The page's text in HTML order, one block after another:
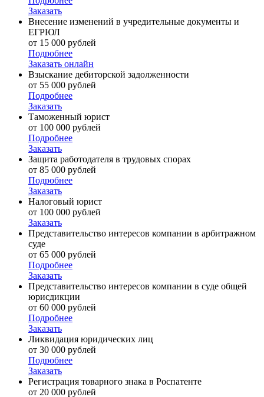
Заказать
Внесение изменений в учредительные документы и
ЕГРЮЛ
от 15 000 рублей
Подробнее
Заказать онлайн
Взыскание дебиторской задолженности
от 55 000 рублей
Подробнее
Заказать
Таможенный юрист
от 100 000 рублей
Подробнее
Заказать
Защита работодателя в трудовых спорах
от 85 000 рублей
Подробнее
Заказать
Налоговый юрист
от 100 000 рублей
Заказать
Представительство интересов компании в арбитражном
суде
от 65 000 рублей
Подробнее
Заказать
Представительство интересов компании в суде общей
юрисдикции
от 60 000 рублей
Подробнее
Заказать
Ликвидация юридических лиц
от 30 000 рублей
Подробнее
Заказать
Регистрация товарного знака в Роспатенте
от 20 000 рублей